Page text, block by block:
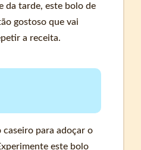
da tarde, este bolo de
gostoso que vai
a receita.
caseiro para adoçar o
este bolo